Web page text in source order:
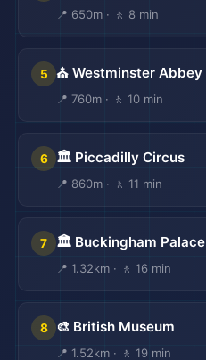
📍 650m · 🚶 8 min
5 ⛪ Westminster Abbey
📍 760m · 🚶 10 min
6 🏛️ Piccadilly Circus
📍 860m · 🚶 11 min
7 🏛️ Buckingham Palace
📍 1.32km · 🚶 16 min
8 🎨 British Museum
📍 1.52km · 🚶 19 min